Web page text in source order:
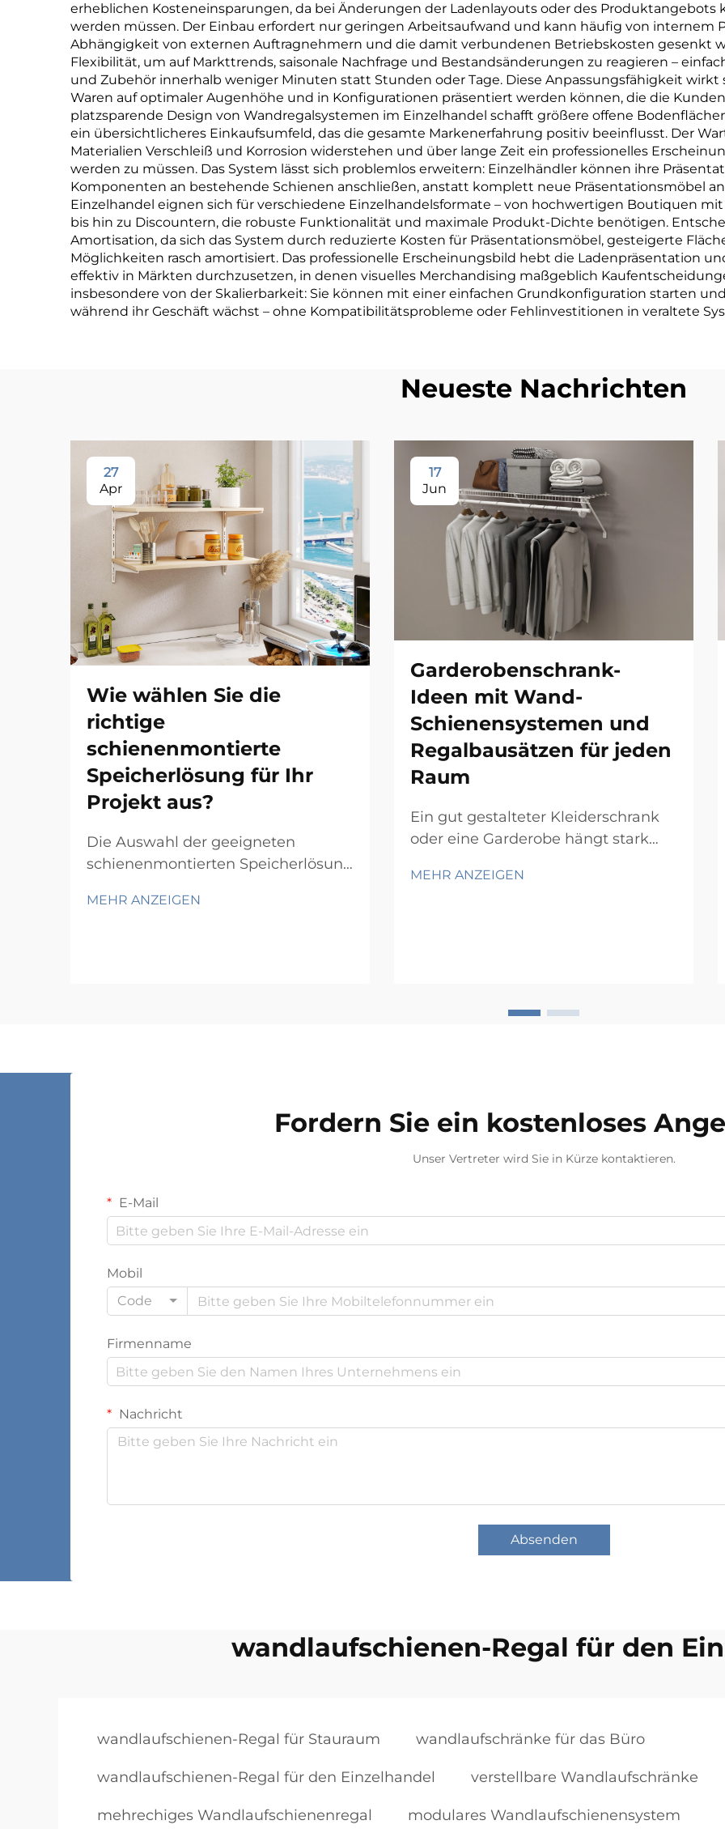
erheblichen Kosteneinsparungen, da bei Änderungen der Ladenlayouts oder des
werden müssen. Der Einbau erfordert nur geringen Arbeitsaufwand und kann häufig von internem
Abhängigkeit von externen Auftragnehmern und die damit verbundenen Betriebskosten gesenkt
Flexibilität, um auf Markttrends, saisonale Nachfrage und Bestandsänderungen zu reagieren –
und Zubehör innerhalb weniger Minuten statt Stunden oder Tage. Diese Anpassungsfähigkeit wirkt
Waren auf optimaler Augenhöhe und in Konfigurationen präsentiert werden können, die die
platzsparende Design von Wandregalsystemen im Einzelhandel schafft größere offene
ein übersichtlicheres Einkaufsumfeld, das die gesamte Markenerfahrung positiv beeinflusst. Der
Materialien Verschleiß und Korrosion widerstehen und über lange Zeit ein professionelles
werden zu müssen. Das System lässt sich problemlos erweitern: Einzelhändler können ihre
Komponenten an bestehende Schienen anschließen, anstatt komplett neue Präsentationsmöbel
Einzelhandel eignen sich für verschiedene Einzelhandelsformate – von hochwertigen Boutiquen
bis hin zu Discountern, die robuste Funktionalität und maximale Produkt-Dichte benötigen.
Amortisation, da sich das System durch reduzierte Kosten für Präsentationsmöbel, gesteigerte
Möglichkeiten rasch amortisiert. Das professionelle Erscheinungsbild hebt die Ladenpräsentation
effektiv in Märkten durchzusetzen, in denen visuelles Merchandising maßgeblich
insbesondere von der Skalierbarkeit: Sie können mit einer einfachen Grundkonfiguration starten
während ihr Geschäft wächst – ohne Kompatibilitätsprobleme oder Fehlinvestitionen in veraltete
Neueste Nachrichten
27
Apr
Wie wählen Sie die
richtige
schienenmontierte
Speicherlösung für Ihr
Projekt aus?
Die Auswahl der geeigneten
schienenmontierten Speicherlösung
eine sorgfältige Abwägung
MEHR ANZEIGEN
17
Jun
Garderobenschrank-
Ideen mit Wand-
Schienensystemen und
Regalbausätzen für jeden
Raum
Ein gut gestalteter Kleiderschrank
oder eine Garderobe hängt stark
Aufbewahrungsrahmen ab – und
organisieren – ein Wand-
MEHR ANZEIGEN
Fordern Sie ein kostenloses
Unser Vertreter wird Sie in Kürze kontaktieren.
E-Mail
Mobil
Code
Firmenname
Nachricht
Absenden
wandlaufschienen-Regal für den
wandlaufschienen-Regal für Stauraum wandlaufschränke für das Büro
wandlaufschienen-Regal für den Einzelhandel verstellbare Wandlaufschränke
mehrechiges Wandlaufschienenregal modulares Wandlaufschienensystem